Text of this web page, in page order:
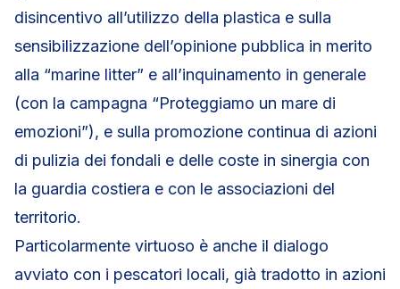
disincentivo all’utilizzo della plastica e sulla
sensibilizzazione dell’opinione pubblica in merito
alla “marine litter” e all’inquinamento in generale
(con la campagna “Proteggiamo un mare di
emozioni”), e sulla promozione continua di azioni
di pulizia dei fondali e delle coste in sinergia con
la guardia costiera e con le associazioni del
territorio.
Particolarmente virtuoso è anche il dialogo
avviato con i pescatori locali, già tradotto in azioni